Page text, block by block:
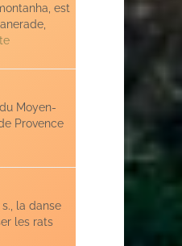
est
:
montanha
et
aboès)
Moyen-
Provence
la danse
les rats